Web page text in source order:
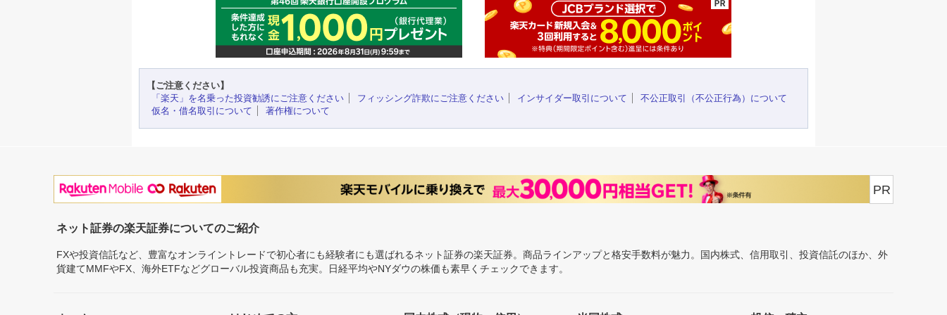
【ご注意ください】
「楽天」を名乗った投資勧誘にご注意ください
フィッシング詐欺にご注意ください インサイダー取引について
不公正取引（不公正行為）について
仮名・借名取引について
著作権について
PR
ネット証券の楽天証券についてのご紹介
FXや投資信託など、豊富なオンライントレードで初心者にも経験者にも選ばれるネット証券の楽天証券。商品ラインアップと格安手数料が魅力。国内株式、信用取引、投資信託のほか、外
貨建てMMFやFX、海外ETFなどグローバル投資商品も充実。日経平均やNYダウの株価も素早くチェックできます。